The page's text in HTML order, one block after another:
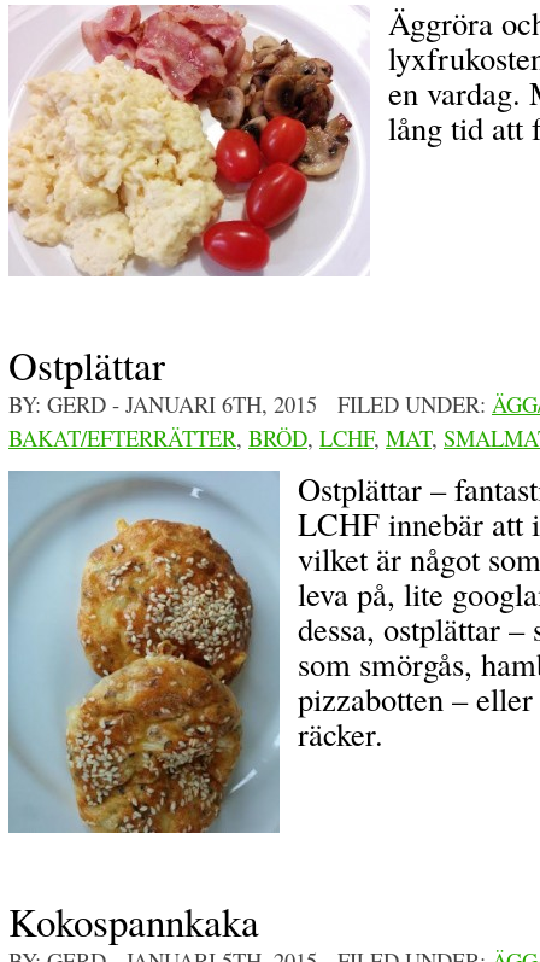
Äggröra
en vardag.
lång tid att
Ostplättar
BY: GERD - JANUARI 6TH, 2015 FILED UNDER:
BAKAT/EFTERRÄTTER, BRÖD, LCHF, MAT,
Ostplättar –
LCHF innebär att
vilket är något
leva på, lite
dessa, ostplättar –
som smörgås,
pizzabotten –
räcker.
Kokospannkaka